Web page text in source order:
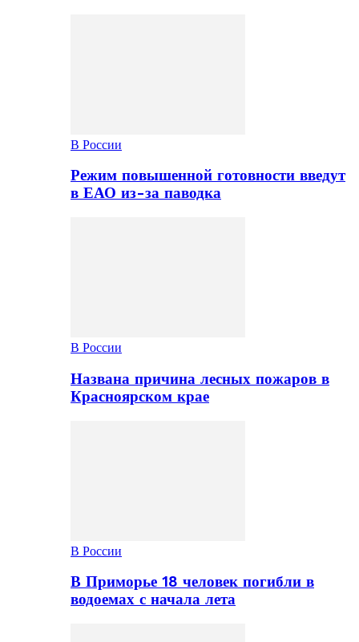
В России
Режим повышенной готовности введут
в ЕАО из-за паводка
В России
Названа причина лесных пожаров в
Красноярском крае
В России
В Приморье 18 человек погибли в
водоемах с начала лета